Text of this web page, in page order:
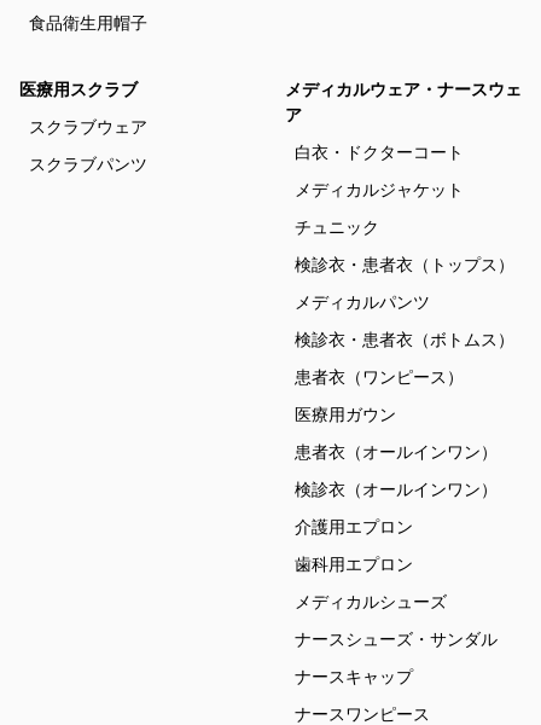
食品衛生用帽子
医療用スクラブ
スクラブウェア
スクラブパンツ
メディカルウェア・ナースウェ
ア
白衣・ドクターコート
メディカルジャケット
チュニック
検診衣・患者衣（トップス）
メディカルパンツ
検診衣・患者衣（ボトムス）
患者衣（ワンピース）
医療用ガウン
患者衣（オールインワン）
検診衣（オールインワン）
介護用エプロン
歯科用エプロン
メディカルシューズ
ナースシューズ・サンダル
ナースキャップ
ナースワンピース